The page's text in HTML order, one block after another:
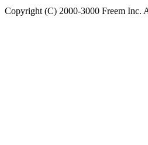
Copyright (C) 2000-3000 Freem Inc.